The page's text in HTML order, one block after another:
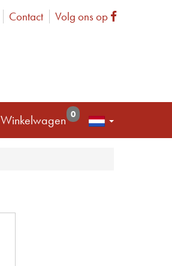
Contact Volg ons op Facebook
Winkelwagen 0